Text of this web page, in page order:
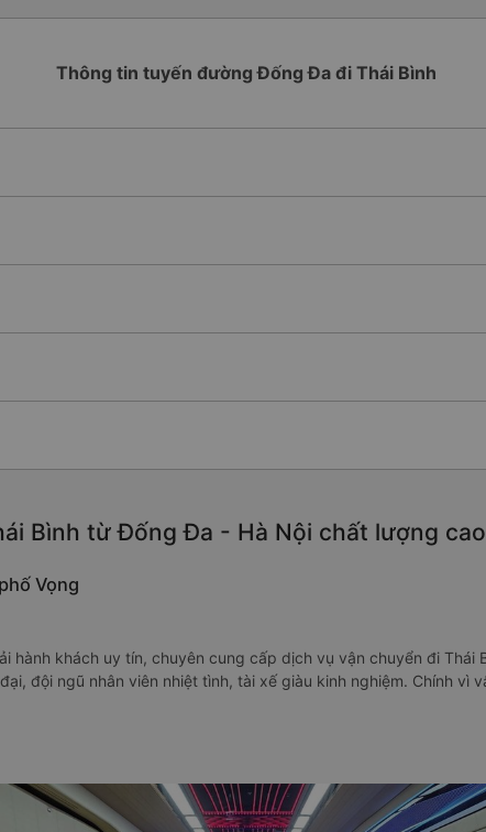
Thông tin tuyến đường Đống Đa đi Thái Bình
Bình từ Đống Đa - Hà Nội chất lượng
Vọng
hành khách uy tín, chuyên cung cấp dịch vụ vận chuyển đi
đội ngũ nhân viên nhiệt tình, tài xế giàu kinh nghiệm. Chính vì